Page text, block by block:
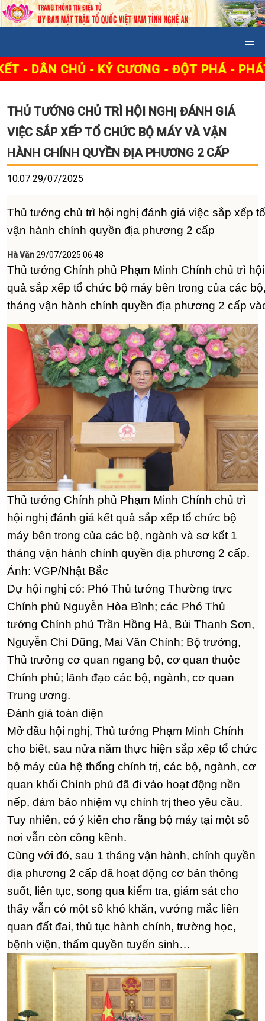
CHỦ - KỶ CƯƠNG - ĐỘT PHÁ - PHÁT
THỦ TƯỚNG CHỦ TRÌ HỘI NGHỊ ĐÁNH GIÁ
VIỆC SẮP XẾP TỔ CHỨC BỘ MÁY VÀ VẬN
HÀNH CHÍNH QUYỀN ĐỊA PHƯƠNG 2 CẤP
10:07 29/07/2025
Thủ tướng chủ trì hội nghị đánh giá việc sắp xếp
vận hành chính quyền địa phương 2 cấp
Hà Văn29/07/2025 06:48
Thủ tướng Chính phủ Phạm Minh Chính chủ trì
quả sắp xếp tổ chức bộ máy bên trong của các
tháng vận hành chính quyền địa phương 2 cấp
Thủ tướng Chính phủ Phạm Minh Chính chủ trì
hội nghị đánh giá kết quả sắp xếp tổ chức bộ
máy bên trong của các bộ, ngành và sơ kết 1
tháng vận hành chính quyền địa phương 2 cấp.
Ảnh: VGP/Nhật Bắc
Dự hội nghị có: Phó Thủ tướng Thường trực
Chính phủ Nguyễn Hòa Bình; các Phó Thủ
tướng Chính phủ Trần Hồng Hà, Bùi Thanh Sơn,
Nguyễn Chí Dũng, Mai Văn Chính; Bộ trưởng,
Thủ trưởng cơ quan ngang bộ, cơ quan thuộc
Chính phủ; lãnh đạo các bộ, ngành, cơ quan
Trung ương.
Đánh giá toàn diện
Mở đầu hội nghị, Thủ tướng Phạm Minh Chính
cho biết, sau nửa năm thực hiện sắp xếp tổ chức
bộ máy của hệ thống chính trị, các bộ, ngành, cơ
quan khối Chính phủ đã đi vào hoạt động nền
nếp, đảm bảo nhiệm vụ chính trị theo yêu cầu.
Tuy nhiên, có ý kiến cho rằng bộ máy tại một số
nơi vẫn còn cồng kềnh.
Cùng với đó, sau 1 tháng vận hành, chính quyền
địa phương 2 cấp đã hoạt động cơ bản thông
suốt, liên tục, song qua kiểm tra, giám sát cho
thấy vẫn có một số khó khăn, vướng mắc liên
quan đất đai, thủ tục hành chính, trường học,
bệnh viện, thẩm quyền tuyển sinh…